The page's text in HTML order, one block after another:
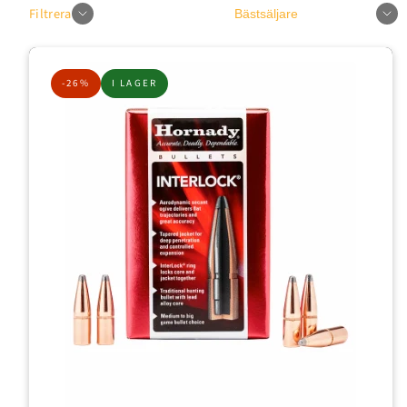
Filtrera Sortera
-26% I LAGER